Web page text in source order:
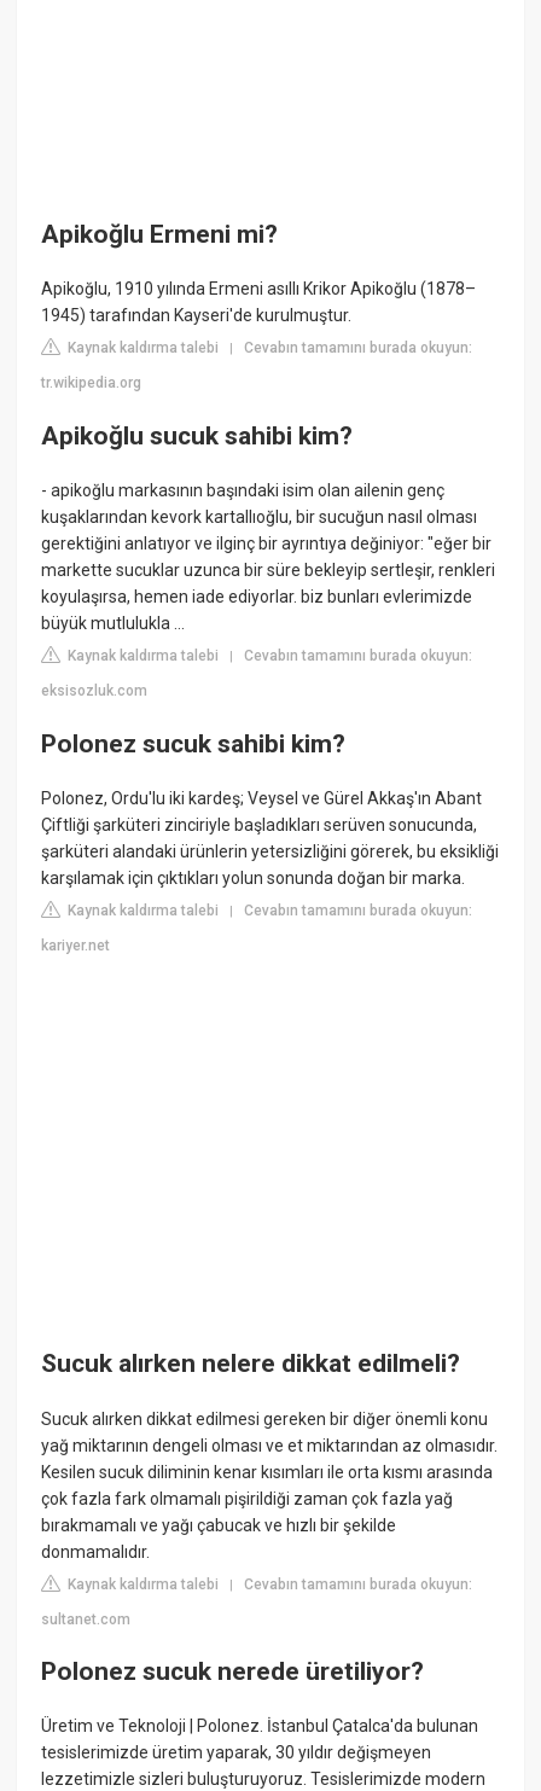
Apikoğlu Ermeni mi?
Apikoğlu, 1910 yılında Ermeni asıllı Krikor Apikoğlu (1878–
1945) tarafından Kayseri'de kurulmuştur.
Kaynak kaldırma talebi |Cevabın tamamını burada okuyun:
tr.wikipedia.org
Apikoğlu sucuk sahibi kim?
- apikoğlu markasının başındaki isim olan ailenin genç
kuşaklarından kevork kartallıoğlu, bir sucuğun nasıl olması
gerektiğini anlatıyor ve ilginç bir ayrıntıya değiniyor: "eğer bir
markette sucuklar uzunca bir süre bekleyip sertleşir, renkleri
koyulaşırsa, hemen iade ediyorlar. biz bunları evlerimizde
büyük mutlulukla ...
Kaynak kaldırma talebi |Cevabın tamamını burada okuyun:
eksisozluk.com
Polonez sucuk sahibi kim?
Polonez, Ordu'lu iki kardeş; Veysel ve Gürel Akkaş'ın Abant
Çiftliği şarküteri zinciriyle başladıkları serüven sonucunda,
şarküteri alandaki ürünlerin yetersizliğini görerek, bu eksikliği
karşılamak için çıktıkları yolun sonunda doğan bir marka.
Kaynak kaldırma talebi |Cevabın tamamını burada okuyun:
kariyer.net
Sucuk alırken nelere dikkat edilmeli?
Sucuk alırken dikkat edilmesi gereken bir diğer önemli konu
yağ miktarının dengeli olması ve et miktarından az olmasıdır.
Kesilen sucuk diliminin kenar kısımları ile orta kısmı arasında
çok fazla fark olmamalı pişirildiği zaman çok fazla yağ
bırakmamalı ve yağı çabucak ve hızlı bir şekilde
donmamalıdır.
Kaynak kaldırma talebi |Cevabın tamamını burada okuyun:
sultanet.com
Polonez sucuk nerede üretiliyor?
Üretim ve Teknoloji | Polonez. İstanbul Çatalca'da bulunan
tesislerimizde üretim yaparak, 30 yıldır değişmeyen
lezzetimizle sizleri buluşturuyoruz. Tesislerimizde modern